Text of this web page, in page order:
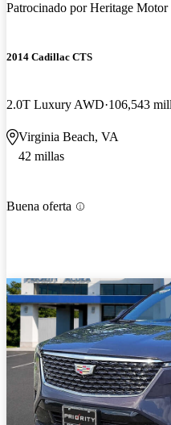
Patrocinado porHeritage Motor
2014 Cadillac CTS
2.0T Luxury AWD 106,543
Virginia Beach, VA
42 millas
Buena oferta